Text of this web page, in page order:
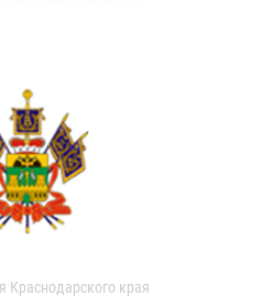
Краснодарского края